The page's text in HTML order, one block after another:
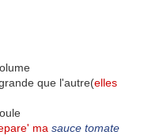
que l'autre(elles
ma sauce tomate